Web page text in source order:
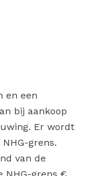
en een
bij aankoop
Er wordt
grens.
van de